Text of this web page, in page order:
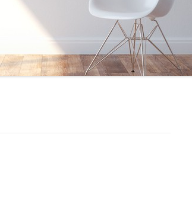
BLOOMBERRY.EU
DESTIJDS DESIGN